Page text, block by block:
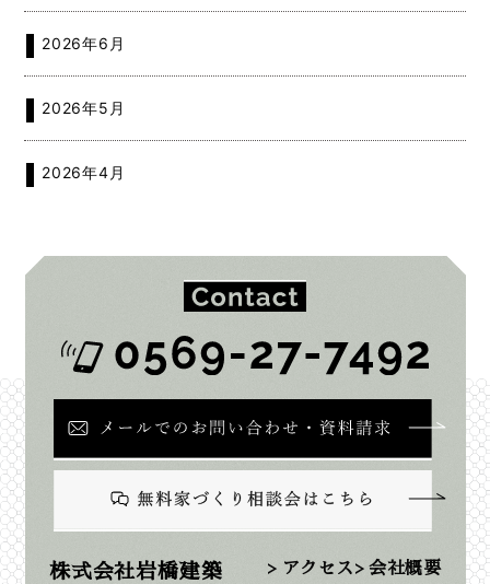
2026年6月
2026年5月
2026年4月
2025年12月
2025年11月
2025年10月
2025年9月
株式会社岩橋建築 > アクセス> 会社概要